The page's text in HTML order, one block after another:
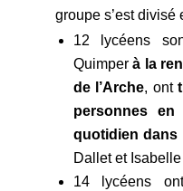
groupe s’est divisé
12 lycéens
Quimperà la
de l’Arche, ont
personnes
quotidien dans
Dallet et
14 lycéens